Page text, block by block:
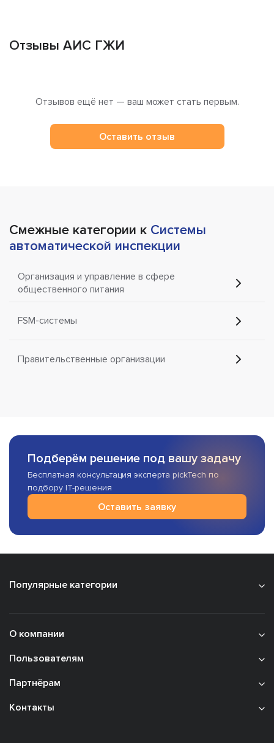
Отзывы АИС ГЖИ
Отзывов ещё нет — ваш может стать первым.
Оставить отзыв
Смежные категории к Системы
автоматической инспекции
Организация и управление в сфере
общественного питания
FSM-системы
Правительственные организации
Подберём решение под вашу задачу
Бесплатная консультация эксперта pickTech по
подбору IT-решения
Оставить заявку
Популярные категории
О компании
Пользователям
Партнёрам
Контакты